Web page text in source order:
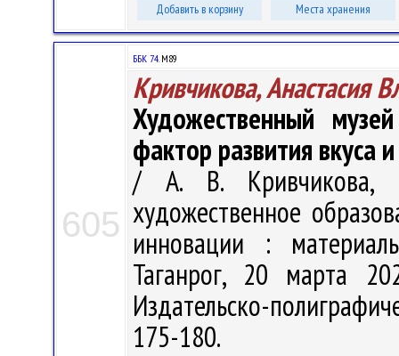
Добавить в корзину Места хранения
605
ББК 74.М89
Кривчикова, Анастасия
Художественный
фактор развития вкуса
/ А. В.
художественное
инновации :
Таганрог, 20 марта
Издательско-
175-180.